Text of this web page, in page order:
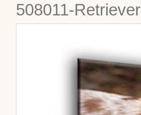
508011-Retriever